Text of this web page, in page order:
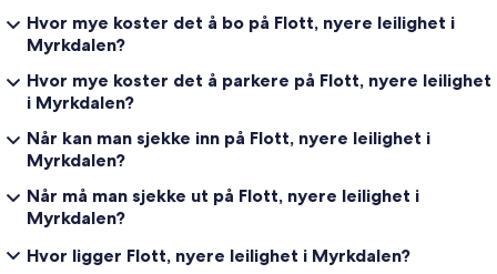
Hvor mye koster det å bo på Flott, nyere leilighet i
Myrkdalen?
Hvor mye koster det å parkere på Flott, nyere leilighet
i Myrkdalen?
Når kan man sjekke inn på Flott, nyere leilighet i
Myrkdalen?
Når må man sjekke ut på Flott, nyere leilighet i
Myrkdalen?
Hvor ligger Flott, nyere leilighet i Myrkdalen?